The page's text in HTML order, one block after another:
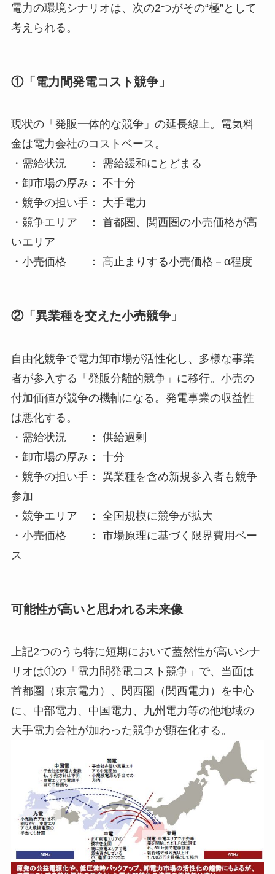
電力の環境シナリオは、次の2つがその“極”として
考えられる。
①「電力間発電コスト競争」
現状の「発販一体的な競争」の延長線上。電気料
金は電力会社のコストベース。
・需給状況 ： 需給緩和にとどまる
・卸市場の厚み： 不十分
・競争の担い手： 大手電力
・競争エリア ： 首都圏、関西圏の小売価格が高
いエリア
・小売価格 ： 高止まりする小売価格－α程度
②「異業種を交えた小売競争」
自由化競争で電力卸市場が活性化し、多様な事業
者が参入する「発販分離的競争」に移行。小売の
付加価値が競争の機軸になる。発電事業の収益性
は悪化する。
・需給状況 ： 供給過剰
・卸市場の厚み： 十分
・競争の担い手： 異業種を含め新規参入者も競争
参加
・競争エリア ： 全国規模に競争が拡大
・小売価格 ： 市場原理に基づく限界費用ベー
ス
可能性が高いと思われる未来像
上記2つのうち特に短期において蓋然性が高いシナ
リオは①の「電力間発電コスト競争」で、当面は
首都圏（東京電力）、関西圏（関西電力）を中心
に、中部電力、中国電力、九州電力等の他地域の
大手電力会社が加わった競争が顕在化する。